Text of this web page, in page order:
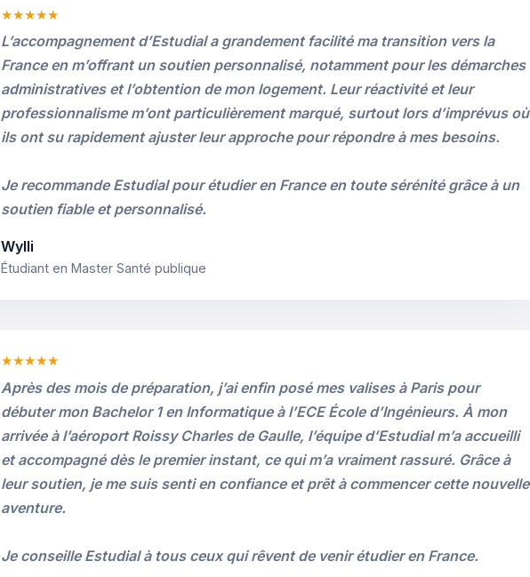
★★★★★
L’accompagnement d’Estudial a grandement facilité ma transition vers la
France en m’offrant un soutien personnalisé, notamment pour les démarches
administratives et l’obtention de mon logement. Leur réactivité et leur
professionnalisme m’ont particulièrement marqué, surtout lors d’imprévus où
ils ont su rapidement ajuster leur approche pour répondre à mes besoins.
Je recommande Estudial pour étudier en France en toute sérénité grâce à un
soutien fiable et personnalisé.
Wylli
Étudiant en Master Santé publique
★★★★★
Après des mois de préparation, j’ai enfin posé mes valises à Paris pour
débuter mon Bachelor 1 en Informatique à l’ECE École d’Ingénieurs. À mon
arrivée à l’aéroport Roissy Charles de Gaulle, l’équipe d’Estudial m’a accueilli
et accompagné dès le premier instant, ce qui m’a vraiment rassuré. Grâce à
leur soutien, je me suis senti en confiance et prêt à commencer cette nouvelle
aventure.
Je conseille Estudial à tous ceux qui rêvent de venir étudier en France.